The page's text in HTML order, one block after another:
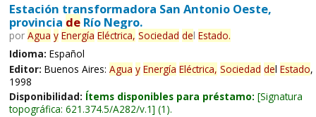
Estación transformadora San Antonio Oeste,
provincia deRío Negro.
por Agua y Energía Eléctrica, Sociedad del Estado.
Idioma: Español
Editor: Buenos Aires: Agua y Energía Eléctrica, Sociedad del Estado,
1998
Disponibilidad: Ítems disponibles para préstamo: Signatura
topográfica: 621.374.5/A282/v.1 (1).